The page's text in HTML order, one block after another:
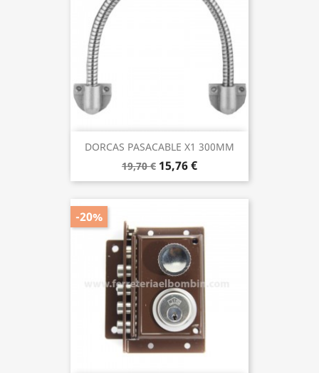
DORCAS PASACABLE X1 300MM
19,70 € 15,76 €
-20%